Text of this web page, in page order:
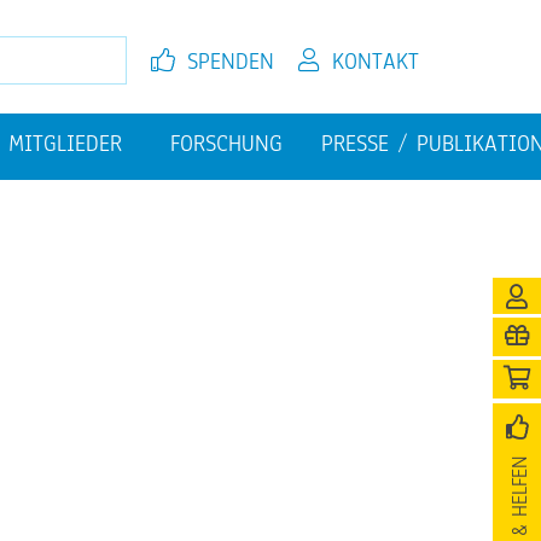
KON­TAKT
SPEN­DEN
MIT­GLIE­DER FOR­SCHUNG PRES­SE /